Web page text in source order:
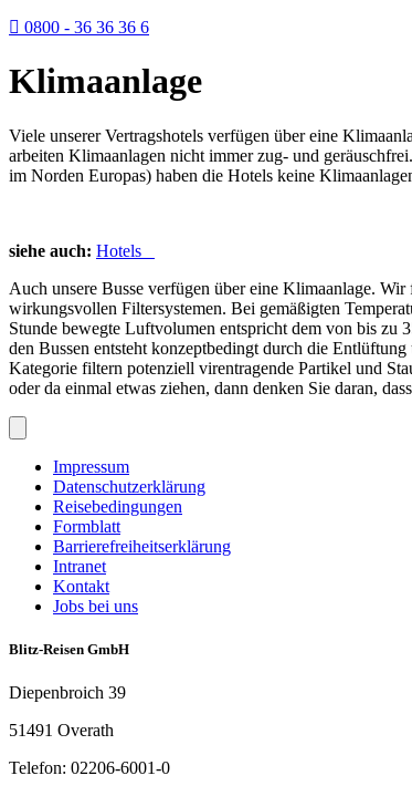
0800 - 36 36 36 6
Klimaanlage
Viele unserer Vertragshotels verfügen über eine
arbeiten Klimaanlagen nicht immer zug- und
im Norden Europas) haben die Hotels keine
siehe auch: Hotels
Auch unsere Busse verfügen über eine Klimaanlage.
wirkungsvollen Filtersystemen. Bei gemäßigten
Stunde bewegte Luftvolumen entspricht dem von bis zu
den Bussen entsteht konzeptbedingt durch die
Kategorie filtern potenziell virentragende Partikel und
oder da einmal etwas ziehen, dann denken Sie daran,
Impressum
Datenschutzerklärung
Reisebedingungen
Formblatt
Barrierefreiheitserklärung
Intranet
Kontakt
Jobs bei uns
Blitz-Reisen GmbH
Diepenbroich 39
51491 Overath
Telefon: 02206-6001-0